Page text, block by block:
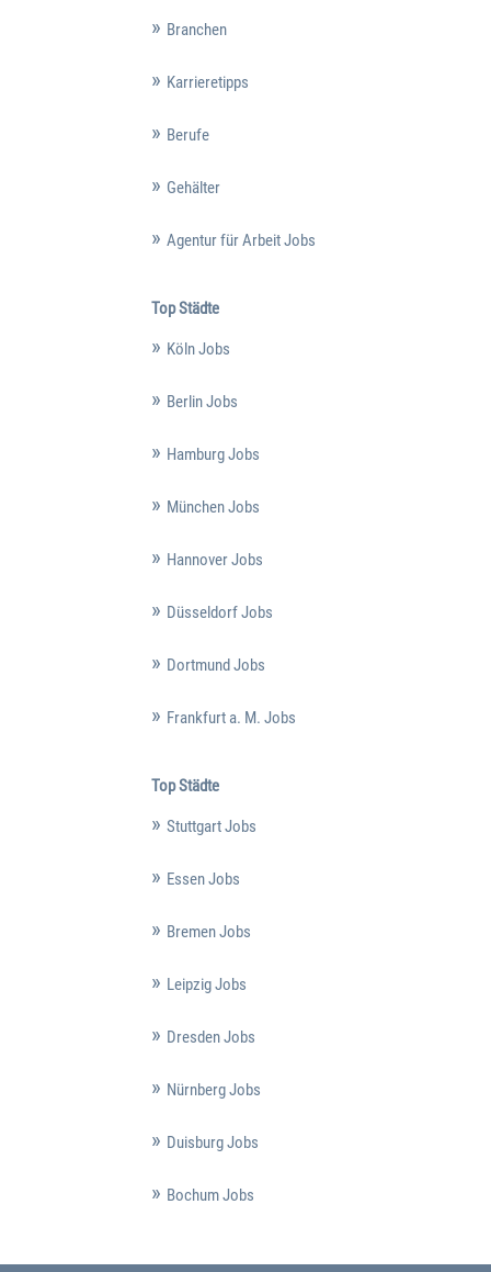
Branchen
Karrieretipps
Berufe
Gehälter
Agentur für Arbeit Jobs
Top Städte
Köln Jobs
Berlin Jobs
Hamburg Jobs
München Jobs
Hannover Jobs
Düsseldorf Jobs
Dortmund Jobs
Frankfurt a. M. Jobs
Top Städte
Stuttgart Jobs
Essen Jobs
Bremen Jobs
Leipzig Jobs
Dresden Jobs
Nürnberg Jobs
Duisburg Jobs
Bochum Jobs